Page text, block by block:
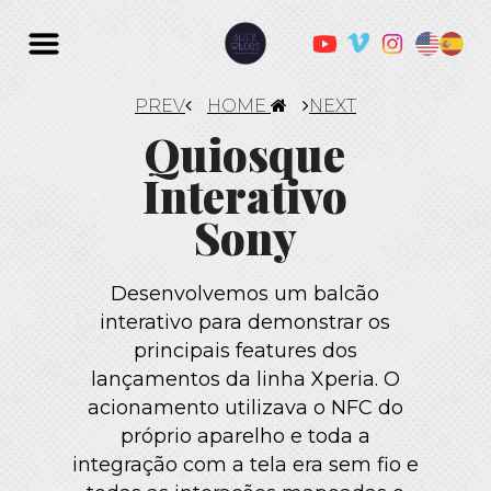
PREV HOME NEXT
Quiosque
Interativo
Sony
Desenvolvemos um balcão
interativo para demonstrar os
principais features dos
lançamentos da linha Xperia. O
acionamento utilizava o NFC do
próprio aparelho e toda a
integração com a tela era sem fio e